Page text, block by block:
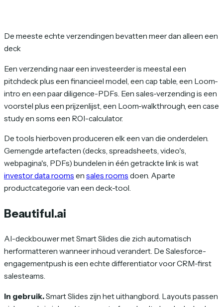
De meeste echte verzendingen bevatten meer dan alleen een
deck
Een verzending naar een investeerder is meestal een
pitchdeck plus een financieel model, een cap table, een Loom-
intro en een paar diligence-PDFs. Een sales-verzending is een
voorstel plus een prijzenlijst, een Loom-walkthrough, een case
study en soms een ROI-calculator.
De tools hierboven produceren elk een van die onderdelen.
Gemengde artefacten (decks, spreadsheets, video's,
webpagina's, PDFs) bundelen in één getrackte link is wat
investor data rooms en sales rooms doen. Aparte
productcategorie van een deck-tool.
Beautiful.ai
AI-deckbouwer met Smart Slides die zich automatisch
herformatteren wanneer inhoud verandert. De Salesforce-
engagementpush is een echte differentiator voor CRM-first
salesteams.
In gebruik.Smart Slides zijn het uithangbord. Layouts passen